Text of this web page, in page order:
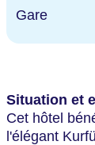
Gare
Situation et
Cet hôtel
l'élégant